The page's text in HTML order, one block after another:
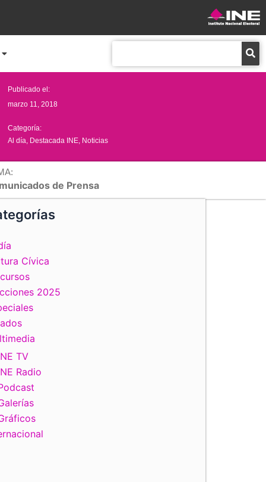
Publicado el:
marzo 11, 2018
Categoría:
Al día Destacada INE Noticias
de Prensa
Cívica
2025
TV
Radio